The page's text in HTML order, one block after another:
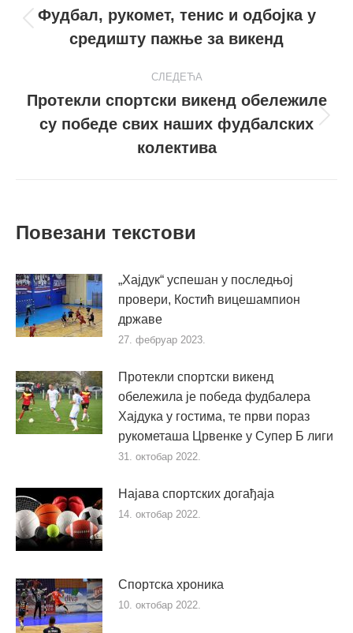
navigation
пост
Фудбал, рукомет, тенис и одбојка у
средишту пажње за викенд
СЛЕДЕЋА
Следећи
пост
Протекли спортски викенд обележиле
су победе свих наших фудбалских
колектива
Повезани текстови
„Хајдук“ успешан у последњој
провери, Костић вицешампион
државе
27. фебруар 2023.
Протекли спортски викенд
обележила је победа фудбалера
Хајдука у гостима, те први пораз
рукометаша Црвенке у Супер Б лиги
31. октобар 2022.
Најава спортских догађаја
14. октобар 2022.
Спортска хроника
10. октобар 2022.